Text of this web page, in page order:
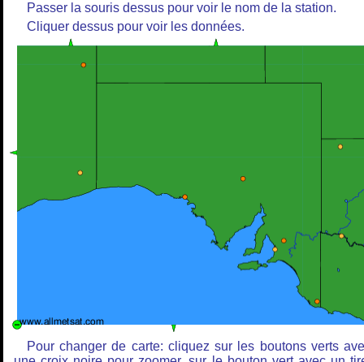
Passer la souris dessus pour voir le nom de la station.
Cliquer dessus pour voir les données.
Pour changer de carte: cliquez sur les boutons verts